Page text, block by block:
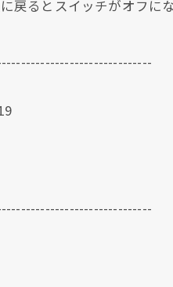
戻るとスイッチがオフにな